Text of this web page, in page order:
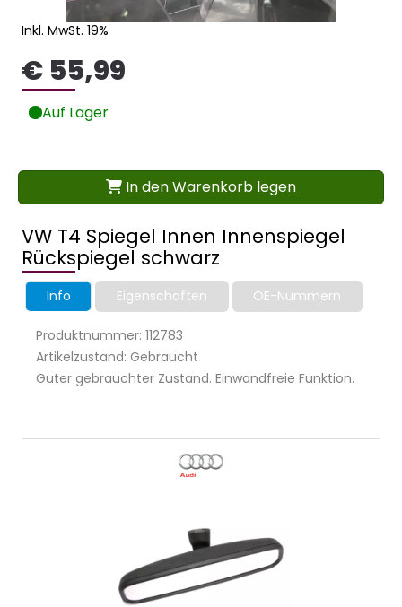
VW T4 Spiegel Innen Innenspiegel
Rückspiegel schwarz
Info Eigenschaften OE-Nummern
Produktnummer: 112783
Artikelzustand: Gebraucht
Guter gebrauchter Zustand. Einwandfreie Funktion.
Inkl. MwSt. 19%
€ 55,99
Auf Lager
In den Warenkorb legen